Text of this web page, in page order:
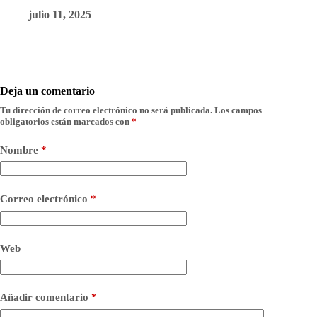
julio 11, 2025
Deja un comentario
Tu dirección de correo electrónico no será publicada. Los campos
obligatorios están marcados con *
Nombre *
Correo electrónico *
Web
Añadir comentario *